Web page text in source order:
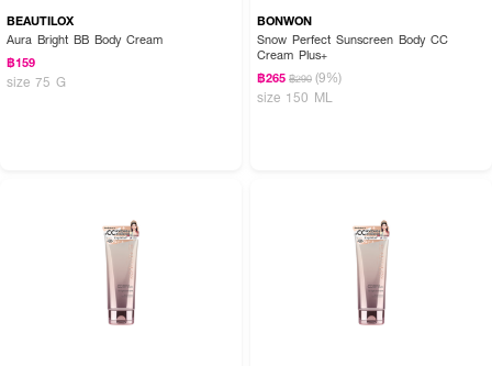
BEAUTILOX
Aura Bright BB Body Cream
฿159
size 75 G
BONWON
Snow Perfect Sunscreen Body CC
Cream Plus+
฿265 ฿290 (9%)
size 150 ML